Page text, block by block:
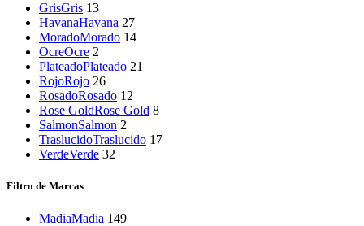
GrisGris 13
HavanaHavana 27
MoradoMorado 14
OcreOcre 2
PlateadoPlateado 21
RojoRojo 26
RosadoRosado 12
Rose GoldRose Gold 8
SalmonSalmon 2
TraslucidoTraslucido 17
VerdeVerde 32
Filtro de Marcas
MadiaMadia 149